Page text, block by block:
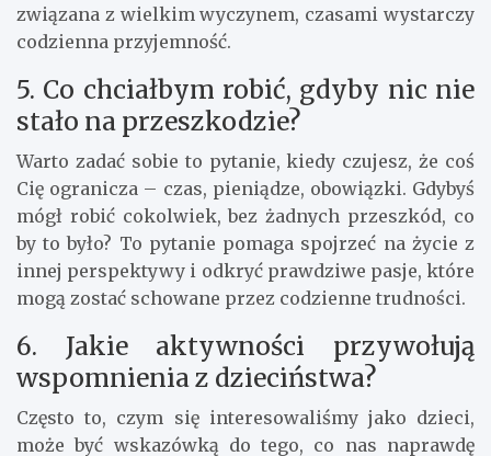
związana z wielkim wyczynem, czasami wystarczy
codzienna przyjemność.
5. Co chciałbym robić, gdyby nic nie
stało na przeszkodzie?
Warto zadać sobie to pytanie, kiedy czujesz, że coś
Cię ogranicza – czas, pieniądze, obowiązki. Gdybyś
mógł robić cokolwiek, bez żadnych przeszkód, co
by to było? To pytanie pomaga spojrzeć na życie z
innej perspektywy i odkryć prawdziwe pasje, które
mogą zostać schowane przez codzienne trudności.
6. Jakie aktywności przywołują
wspomnienia z dzieciństwa?
Często to, czym się interesowaliśmy jako dzieci,
może być wskazówką do tego, co nas naprawdę